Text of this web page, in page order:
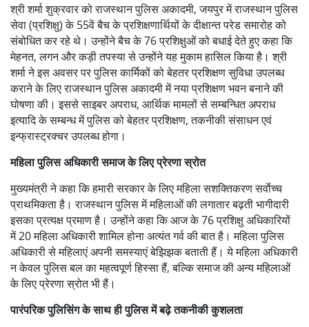
श्री शर्मा शुक्रवार को राजस्थान पुलिस अकादमी, जयपुर में राजस्थान पुलिस
सेवा (प्रशिक्षु) के 55वें बैच के प्रशिक्षणार्थियों के दीक्षान्त परेड समारोह को
संबोधित कर रहे थे। उन्होंने बैच के 76 प्रशिक्षुओं को बधाई देते हुए कहा कि
मेहनत, लगन और कड़ी तपस्या से उन्होंने यह मुकाम हासिल किया है। श्री
शर्मा ने इस अवसर पर पुलिस कार्मिकों को बेहतर प्रशिक्षण सुविधा उपलब्ध
कराने के लिए राजस्थान पुलिस अकादमी में नया प्रशिक्षण भवन बनाने की
घोषणा की। इससे साइबर अपराध, आर्थिक मामलों से सम्बन्धित अपराध
इत्यादि के सम्बन्ध में पुलिस को बेहतर प्रशिक्षण, तकनीकी संसाधन एवं
इन्फ्रास्ट्रक्चर उपलब्ध होगा।
महिला पुलिस अधिकारी समाज के लिए प्रेरणा स्रोत
मुख्यमंत्री ने कहा कि हमारी सरकार के लिए महिला सशक्तिकरण सर्वाेच्च
प्राथमिकता है। राजस्थान पुलिस में महिलाओं की लगातार बढ़ती भागीदारी
इसका प्रत्यक्ष प्रमाण है। उन्होंने कहा कि आज के 76 प्रशिक्षु अधिकारियों
में 20 महिला अधिकारी शामिल होना अत्यंत गर्व की बात है। महिला पुलिस
अधिकारी से महिलाएं अपनी समस्याएं बेझिझक बताती हैं। ये महिला अधिकारी
न केवल पुलिस बल का महत्वपूर्ण हिस्सा हैं, बल्कि समाज की अन्य महिलाओं
के लिए प्रेरणा स्रोत भी हैं।
पारंपरिक पुलिसिंग के साथ ही पुलिस में बढ़े तकनीकी कुशलता